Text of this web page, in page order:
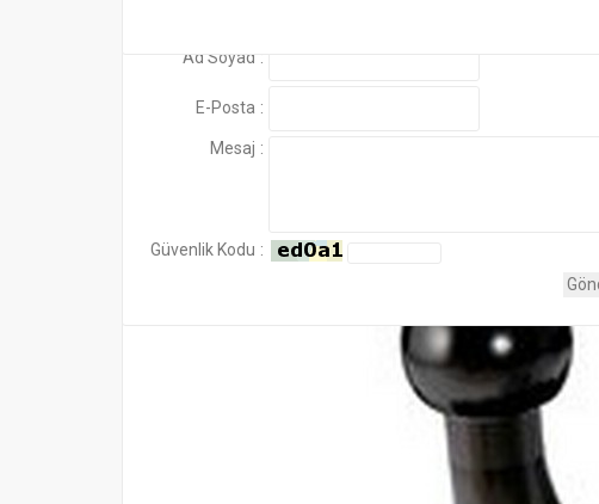
Ad Soyad
E-Posta :
Mesaj :
Güvenlik Kodu :